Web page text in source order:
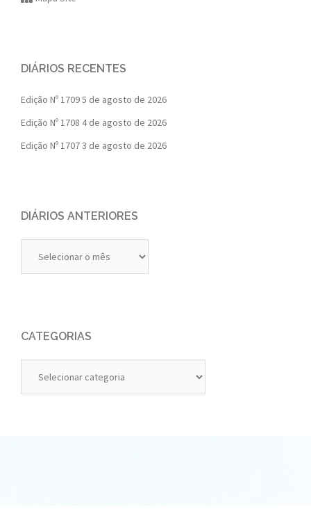
DIÁRIOS RECENTES
Edição Nº 17095 de agosto de 2026
Edição Nº 1708 4 de agosto de 2026
Edição Nº 17073 de agosto de 2026
DIÁRIOS ANTERIORES
Anteriores
CATEGORIAS